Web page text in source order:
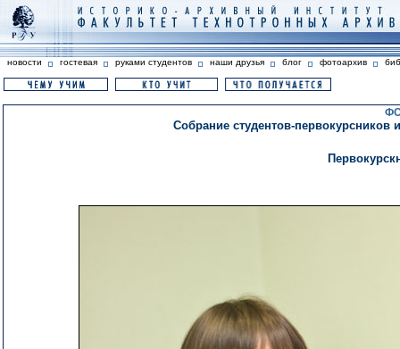
новости гостевая руками студентов наши друзья блог фотоархив
Собрание студентов-первокурсников